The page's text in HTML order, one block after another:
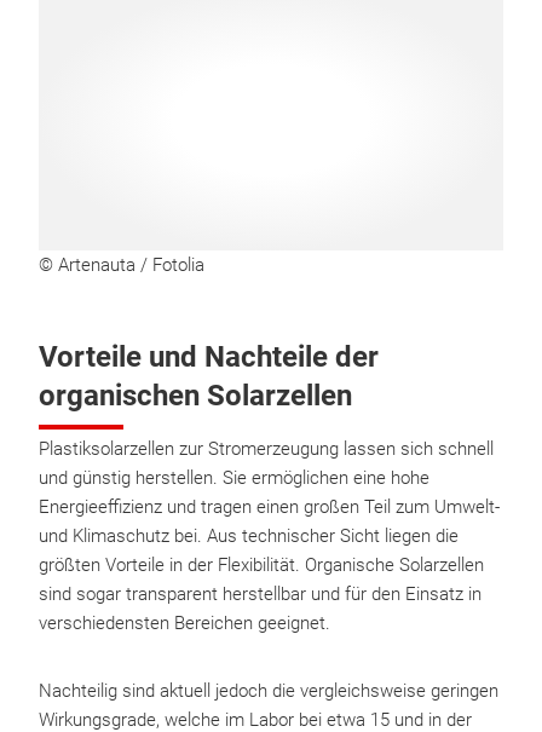
© Artenauta / Fotolia
Vorteile und Nachteile der
organischen Solarzellen
Plastiksolarzellen zur Stromerzeugung lassen sich schnell
und günstig herstellen. Sie ermöglichen eine hohe
Energieeffizienz und tragen einen großen Teil zum Umwelt-
und Klimaschutz bei. Aus technischer Sicht liegen die
größten Vorteile in der Flexibilität. Organische Solarzellen
sind sogar transparent herstellbar und für den Einsatz in
verschiedensten Bereichen geeignet.
Nachteilig sind aktuell jedoch die vergleichsweise geringen
Wirkungsgrade, welche im Labor bei etwa 15 und in der